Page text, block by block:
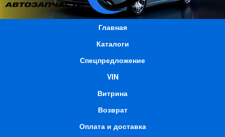
Главная
Каталоги
Спецпредложение
VIN
Витрина
Возврат
Оплата и доставка